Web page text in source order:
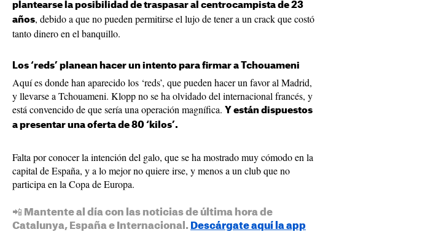
plantearse la posibilidad de traspasar al centrocampista de 23
años, debido a que no pueden permitirse el lujo de tener a un crack que costó
tanto dinero en el banquillo.
Los ‘reds’ planean hacer un intento para firmar a Tchouameni
Aquí es donde han aparecido los ‘reds’, que pueden hacer un favor al Madrid,
y llevarse a Tchouameni. Klopp no se ha olvidado del internacional francés, y
está convencido de que sería una operación magnífica. Y están dispuestos
a presentar una oferta de 80 ‘kilos’.
Falta por conocer la intención del galo, que se ha mostrado muy cómodo en la
capital de España, y a lo mejor no quiere irse, y menos a un club que no
participa en la Copa de Europa.
📲 Mantente al día con las noticias de última hora de
Catalunya, España e Internacional. Descárgate aquí la app